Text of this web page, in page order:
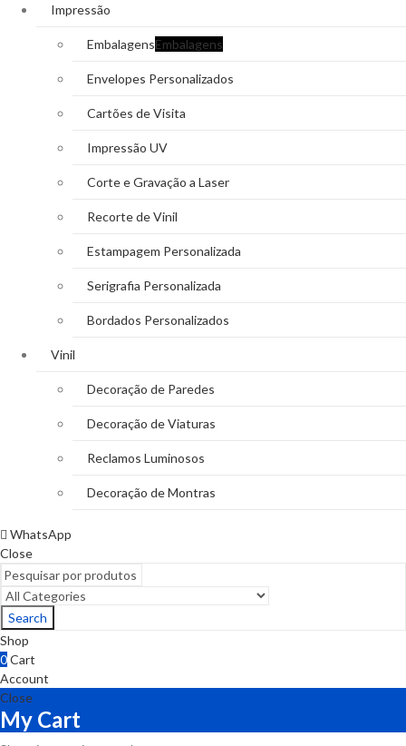
Impressão
EmbalagensEmbalagens
Envelopes Personalizados
Cartões de Visita
Impressão UV
Corte e Gravação a Laser
Recorte de Vinil
Estampagem Personalizada
Serigrafia Personalizada
Bordados Personalizados
Vinil
Decoração de Paredes
Decoração de Viaturas
Reclamos Luminosos
Decoração de Montras
WhatsApp
Close
Search
Shop
0Cart
Account
Close
My Cart